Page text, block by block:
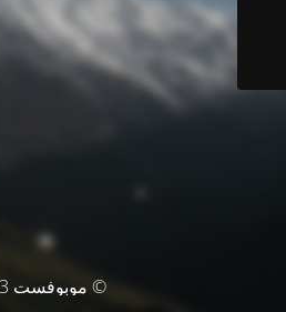
© موبوفست 2023